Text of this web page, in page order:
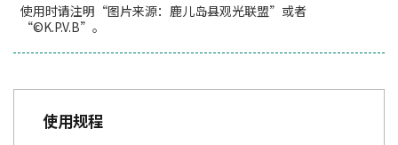
使用时请注明“图片来源：鹿儿岛县观光联盟”或者
“©K.P.V.B”。
使用规程